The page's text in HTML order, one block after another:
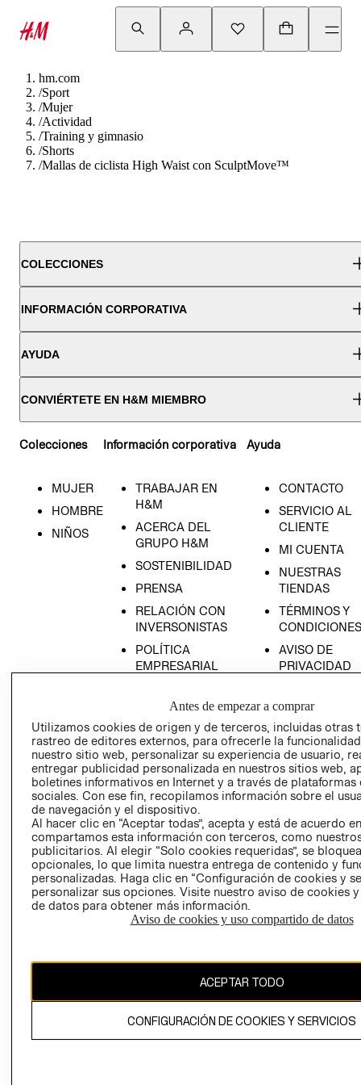
hm.com
/Sport
/Mujer
/Actividad
/Training y gimnasio
/Shorts
/Mallas de ciclista High Waist con SculptMove™
COLECCIONES
INFORMACIÓN CORPORATIVA
AYUDA
CONVIÉRTETE EN H&M MIEMBRO
Colecciones
MUJER
HOMBRE
NIÑOS
Información corporativa
TRABAJAR EN
H&M
ACERCA DEL
GRUPO H&M
SOSTENIBILIDAD
PRENSA
RELACIÓN CON
INVERSONISTAS
POLÍTICA
EMPRESARIAL
Ayuda
CONTACTO
SERVICIO AL
CLIENTE
MI CUENTA
NUESTRAS
TIENDAS
TÉRMINOS Y
CONDICIONES
AVISO DE
PRIVACIDAD
AVISO DE
COOKIES
LIBRO DE
Ecuador ($)
CAMBIAR REGIÓN
El contenido de esta página web está protegido por copyright y es
Antes de empezar a comprar
Utilizamos cookies de origen y de terceros, incluidas otras
rastreo de editores externos, para ofrecerle la
nuestro sitio web, personalizar su experiencia de usuario,
entregar publicidad personalizada en nuestros sitios web,
boletines informativos en Internet y a través de plataformas
sociales. Con ese fin, recopilamos información sobre el
de navegación y el dispositivo.
Al hacer clic en “Aceptar todas”, acepta y está de acuerdo
compartamos esta información con terceros, como
publicitarios. Al elegir “Solo cookies requeridas”, se
opcionales, lo que limita nuestra entrega de contenido y
personalizadas. Haga clic en “Configuración de cookies y
personalizar sus opciones. Visite nuestro aviso de cookies
de datos para obtener más información.
Aviso de cookies y uso compartido de datos
ACEPTAR TODO
CONFIGURACIÓN DE COOKIES Y SERVICIOS